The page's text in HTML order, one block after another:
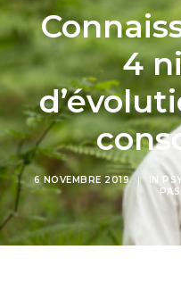
Formations
Stages
Cours
Ressources
Enseignants
Contact
4
6 NOVEMBRE 2019 | IN